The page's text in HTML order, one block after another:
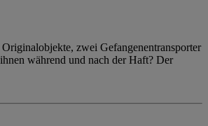
zwei Gefangenentransporter
während und nach der Haft? Der